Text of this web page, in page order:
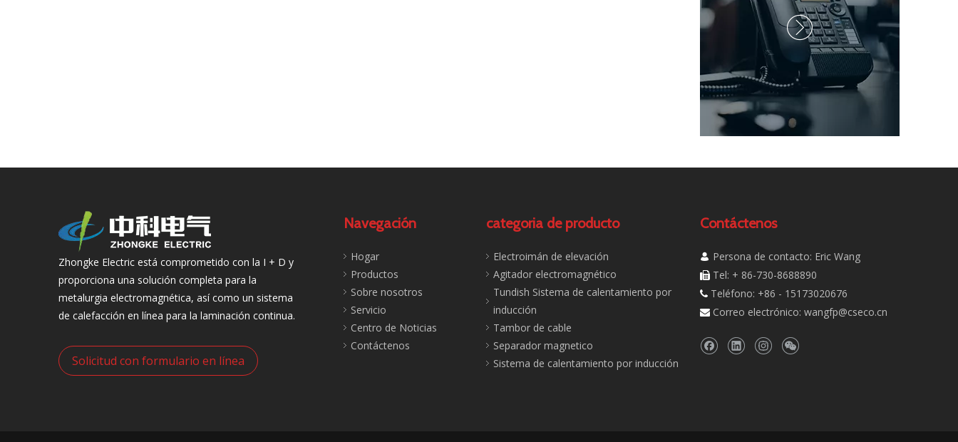

Zhongke Electric está comprometido con la I + D y
proporciona una solución completa para la
metalurgia electromagnética, así como un sistema
de calefacción en línea para la laminación continua.
Solicitud con formulario en línea
Navegación
Hogar
Productos
Sobre nosotros
Servicio
Centro de Noticias
Contáctenos
categoria de producto
Electroimán de elevación
Agitador electromagnético
Tundish Sistema de calentamiento por
inducción
Tambor de cable
Separador magnetico
Sistema de calentamiento por inducción
Contáctenos
 Persona de contacto: Eric Wang
 Tel: + 86-730-8688890
 Teléfono: +86 - 15173020676
 Correo electrónico: wangfp@cseco.cn